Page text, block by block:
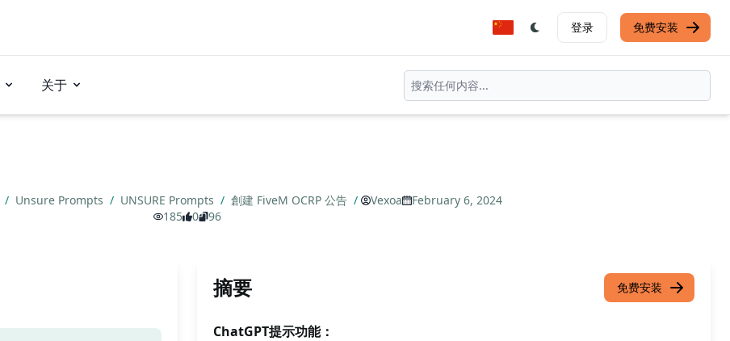
登录 免费安装
关于
/ Unsure Prompts / UNSURE Prompts / 創建 FiveM OCRP 公告 / Vexoa
February 6, 2024
185
0 96
摘要 免费安装
ChatGPT提示功能：